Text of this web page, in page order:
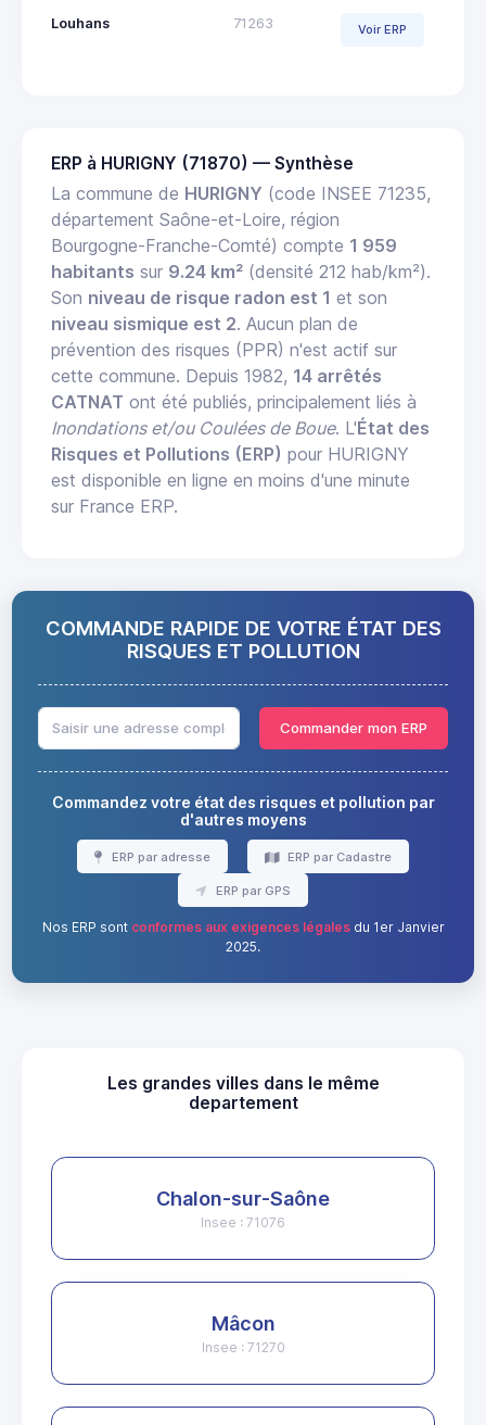
Louhans 71263 Voir ERP
ERP à HURIGNY (71870) — Synthèse
La commune de HURIGNY (code INSEE 71235,
département Saône-et-Loire, région
Bourgogne-Franche-Comté) compte 1 959
habitants sur 9.24 km² (densité 212 hab/km²).
Son niveau de risque radon est 1 et son
niveau sismique est 2. Aucun plan de
prévention des risques (PPR) n'est actif sur
cette commune. Depuis 1982, 14 arrêtés
CATNAT ont été publiés, principalement liés à
Inondations et/ou Coulées de Boue. L'État des
Risques et Pollutions (ERP) pour HURIGNY
est disponible en ligne en moins d'une minute
sur France ERP.
COMMANDE RAPIDE DE VOTRE ÉTAT DES
RISQUES ET POLLUTION
Commander mon ERP
Commandez votre état des risques et pollution par
d'autres moyens
ERP par adresse ERP par Cadastre
ERP par GPS
Nos ERP sont conformes aux exigences légalesdu 1er Janvier
2025.
Les grandes villes dans le même
departement
Chalon-sur-Saône
Insee : 71076
Mâcon
Insee : 71270